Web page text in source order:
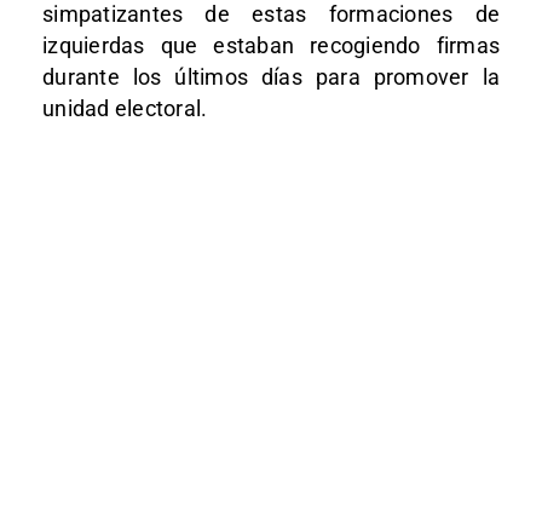
simpatizantes de estas formaciones de
izquierdas que estaban recogiendo firmas
durante los últimos días para promover la
unidad electoral.